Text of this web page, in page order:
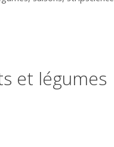
et légumes